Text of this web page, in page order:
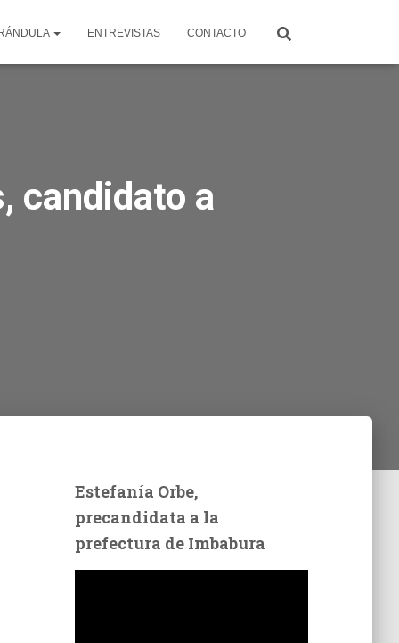
ENTREVISTAS CONTACTO
candidato a
Estefanía Orbe,
precandidata a la
prefectura de Imbabura